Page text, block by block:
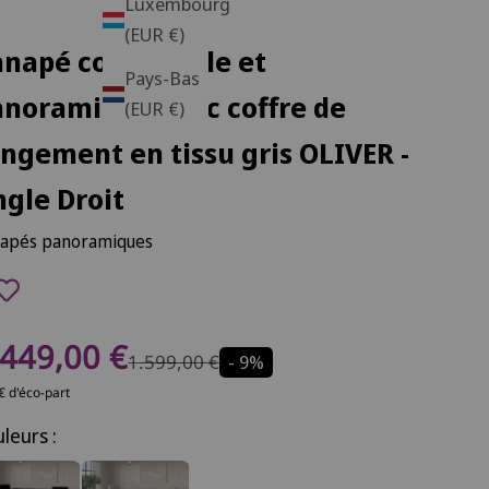
(EUR €)
Pays-Bas
(EUR €)
convertible et
avec coffre de
en tissu gris OLIVER -
Droit
panoramiques
de vente
€Prix normal
1.599,00 € - 9%
d'éco-part
: